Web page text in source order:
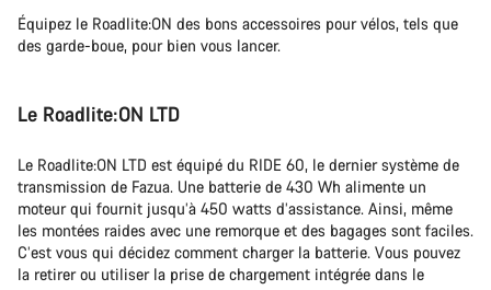
Équipez le Roadlite:ON des bons accessoires pour vélos, tels que
des garde-boue, pour bien vous lancer.
Le Roadlite:ON LTD
Le Roadlite:ON LTD est équipé du RIDE 60, le dernier système de
transmission de Fazua. Une batterie de 430 Wh alimente un
moteur qui fournit jusqu’à 450 watts d’assistance. Ainsi, même
les montées raides avec une remorque et des bagages sont faciles.
C’est vous qui décidez comment charger la batterie. Vous pouvez
la retirer ou utiliser la prise de chargement intégrée dans le